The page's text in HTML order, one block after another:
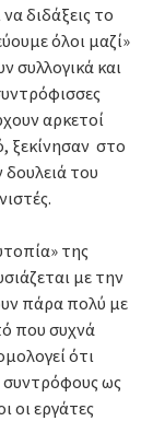
διδάξεις το
όλοι μαζί»
συλλογικά και
αρκετοί
ξεκίνησαν στο
του
της
με την
πάρα πολύ με
που συχνά
ότι
συντρόφους ως
οι εργάτες